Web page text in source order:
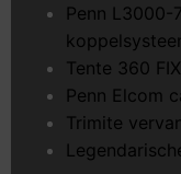
Penn L3000-
Tente 360
Penn Elcom
Trimite